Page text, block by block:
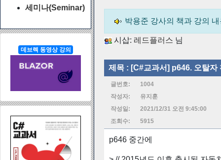
세미나(Seminar)
데브렉 동영상 강의
박용준 강사의 책과 강의
시삽: 레드플러스 님
제목 : [C#교과서] p646. 오탈자
글번호:
1004
작성자:
유지훈
작성일:
2021/12/31 오전 9:45:00
조회수:
5915
p646 중간에